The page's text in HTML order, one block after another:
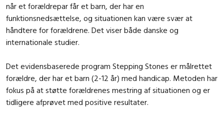
når et forældrepar får et barn, der har en
funktionsnedsættelse, og situationen kan være svær at
håndtere for forældrene. Det viser både danske og
internationale studier.
Det evidensbaserede program Stepping Stones er målrettet
forældre, der har et barn (2-12 år) med handicap. Metoden har
fokus på at støtte forældrenes mestring af situationen og er
tidligere afprøvet med positive resultater.